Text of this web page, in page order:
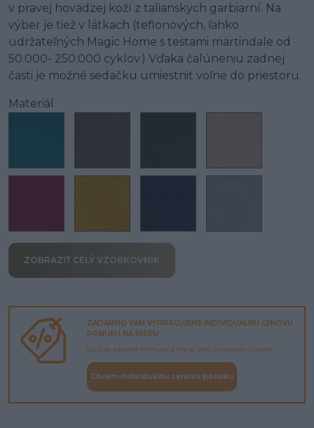
v pravej hovädzej koží z talianskych garbiarní. Na
výber je tiež v látkach (teflonových, ľahko
udržateľných Magic Home s testami martindale od
50.000- 250.000 cyklov.) Vďaka čalúneniu zadnej
časti je možné sedačku umiestniť voľne do priestoru.
Materiál
ZOBRAZIŤ CELÝ VZORKOVNÍK
ZADARMO VÁM VYPRACUJEME INDIVIDUÁLNU CENOVÚ
PONUKU NA MIERU
Stačí ak odošlete formulár a my sa Vám čo najskôr ozveme.
Chcem individuálnu cenovú ponuku